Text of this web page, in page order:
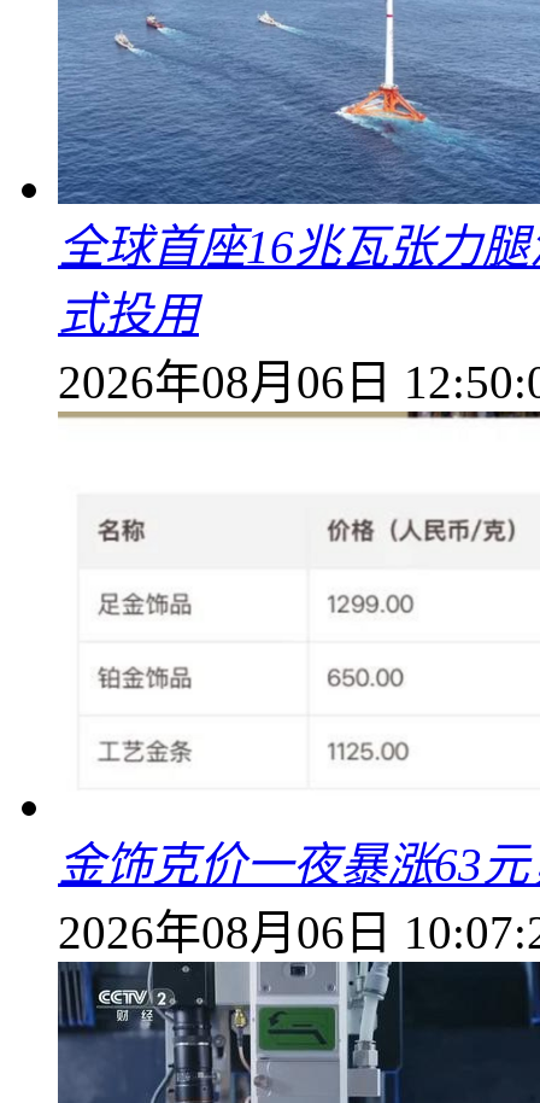
全球首座16兆瓦张力
式投用
2026年08月06日
金饰克价一夜暴涨63
2026年08月06日